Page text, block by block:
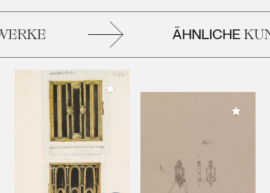
ÄHNLICHE
Meiner Sammlung hinzufügen
Meiner